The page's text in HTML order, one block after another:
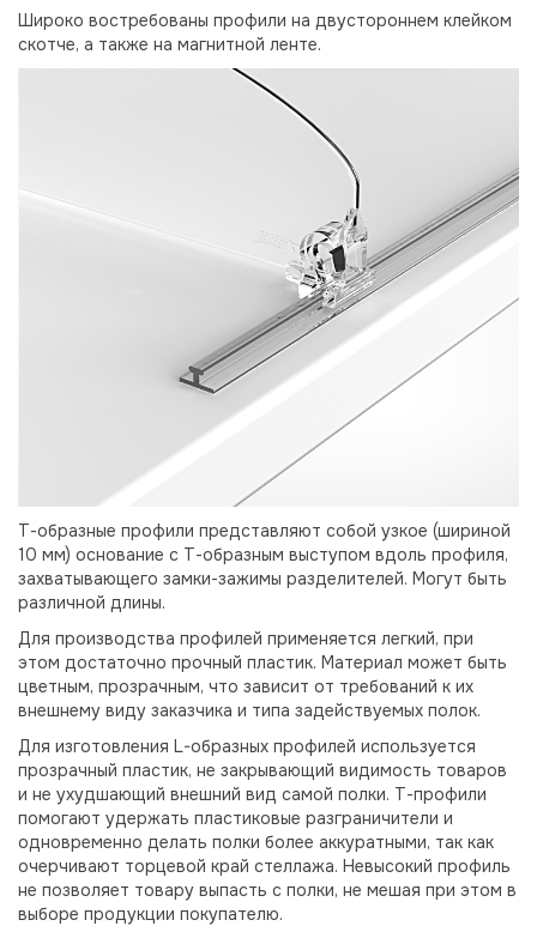
Широко востребованы профили на двустороннем клейком
скотче, а также на магнитной ленте.
Т-образные профили представляют собой узкое (шириной
10 мм) основание с Т-образным выступом вдоль профиля,
захватывающего замки-зажимы разделителей. Могут быть
различной длины.
Для производства профилей применяется легкий, при
этом достаточно прочный пластик. Материал может быть
цветным, прозрачным, что зависит от требований к их
внешнему виду заказчика и типа задействуемых полок.
Для изготовления L-образных профилей используется
прозрачный пластик, не закрывающий видимость товаров
и не ухудшающий внешний вид самой полки. Т-профили
помогают удержать пластиковые разграничители и
одновременно делать полки более аккуратными, так как
очерчивают торцевой край стеллажа. Невысокий профиль
не позволяет товару выпасть с полки, не мешая при этом в
выборе продукции покупателю.